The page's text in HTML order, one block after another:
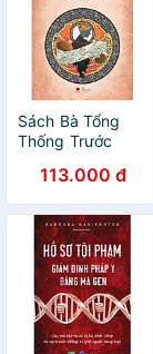
Sách Bà Tổng
Thống Trước
Số Phận - Phần
III
113.000 đ